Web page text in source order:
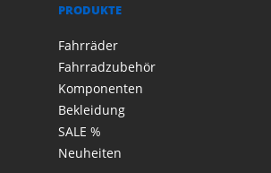
PRODUKTE
Fahrräder
Fahrradzubehör
Komponenten
Bekleidung
SALE %
Neuheiten